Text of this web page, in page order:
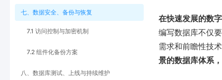
七、数据安全、备份与恢复
7.1 访问控制与加密机制
7.2 组件化备份方案
八、数据库测试、上线与持续维护
在快速发展的数
编写数据库不仅
需求和前瞻性技
景的数据库体系